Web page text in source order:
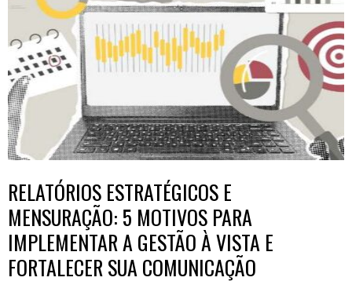
RELATÓRIOS ESTRATÉGICOS E
MENSURAÇÃO: 5 MOTIVOS PARA
IMPLEMENTAR A GESTÃO À VISTA E
FORTALECER SUA COMUNICAÇÃO